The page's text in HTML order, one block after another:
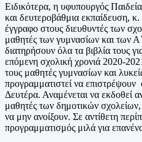
Ειδικότερα, η υφυπουργός
και δευτεροβάθμια εκπαίδευση,
έγγραφο στους διευθυντές των
μαθητές των γυμνασίων και των
διατηρήσουν όλα τα βιβλία τους
επόμενη σχολική χρονιά 2020-
τους μαθητές γυμνασίων και
προγραμματιστεί να επιστρέψουν
Δευτέρα. Αναμένεται να εκδοθεί
μαθητές των δημοτικών σχολείων,
να μην ανοίξουν. Σε αντίθετη
προγραμματισμός μιλά για